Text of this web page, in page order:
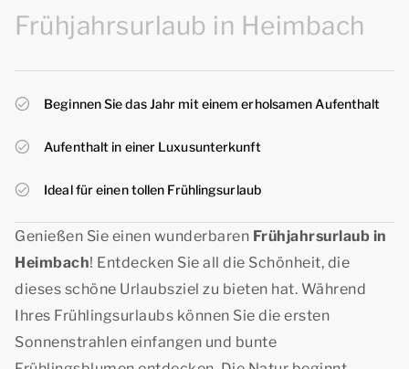
Frühjahrsurlaub in Heimbach
Beginnen Sie das Jahr mit einem erholsamen Aufenthalt
Aufenthalt in einer Luxusunterkunft
Ideal für einen tollen Frühlingsurlaub
Genießen Sie einen wunderbaren Frühjahrsurlaub in
Heimbach! Entdecken Sie all die Schönheit, die
dieses schöne Urlaubsziel zu bieten hat. Während
Ihres Frühlingsurlaubs können Sie die ersten
Sonnenstrahlen einfangen und bunte